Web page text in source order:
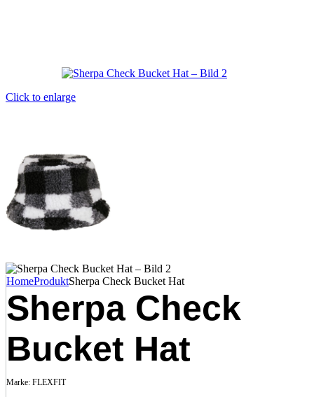
Click to enlarge
HomeProduktSherpa Check Bucket Hat
Sherpa Check
Bucket Hat
Marke: FLEXFIT